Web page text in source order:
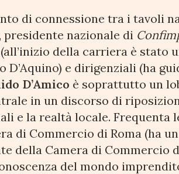
di connessione tra i tavoli
, presidente nazionale di
della carriera è stato
e dirigenziali (ha
D’Amico è soprattutto un
in un discorso di
e la realtà locale. Frequenta
di Commercio di Roma (ha
della Camera di Commercio
del mondo